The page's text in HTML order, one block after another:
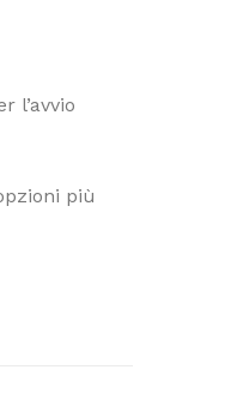
l’avvio
più